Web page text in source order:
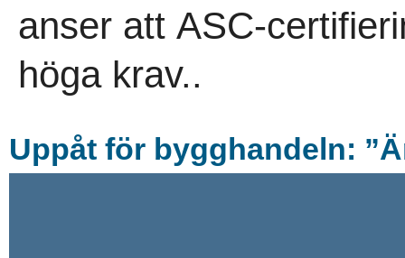
anser att ASC-
höga krav..